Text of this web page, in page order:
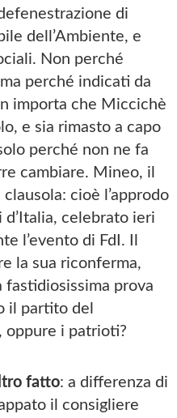
di
dell’Ambiente, e
Non perché
perché indicati da
importa che Miccichè
e sia rimasto a capo
perché non ne fa
cambiare. Mineo, il
cioè l’approdo
d’Italia, celebrato ieri
l’evento di FdI. Il
la sua riconferma,
fastidiosissima prova
il partito del
oppure i patrioti?
fatto: a differenza di
il consigliere